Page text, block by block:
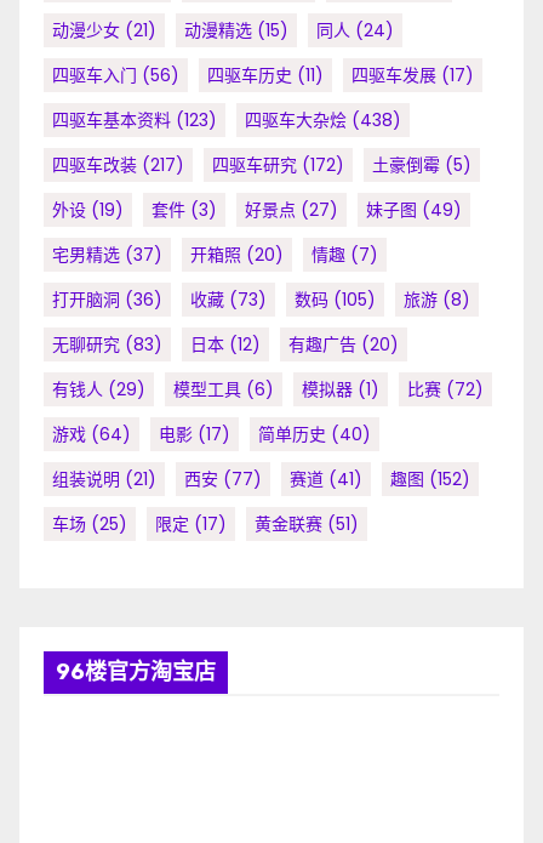
动漫少女 (21) 动漫精选 (15) 同人 (24)
四驱车入门 (56) 四驱车历史 (11) 四驱车发展 (17)
四驱车基本资料 (123) 四驱车大杂烩 (438)
四驱车改装 (217) 四驱车研究 (172) 土豪倒霉 (5)
外设 (19) 套件 (3) 好景点 (27) 妹子图 (49)
宅男精选 (37) 开箱照 (20) 情趣 (7)
打开脑洞 (36) 收藏 (73) 数码 (105) 旅游 (8)
无聊研究 (83) 日本 (12) 有趣广告 (20)
有钱人 (29) 模型工具 (6) 模拟器 (1) 比赛 (72)
游戏 (64) 电影 (17) 简单历史 (40)
组装说明 (21) 西安 (77) 赛道 (41) 趣图 (152)
车场 (25) 限定 (17) 黄金联赛 (51)
96楼官方淘宝店